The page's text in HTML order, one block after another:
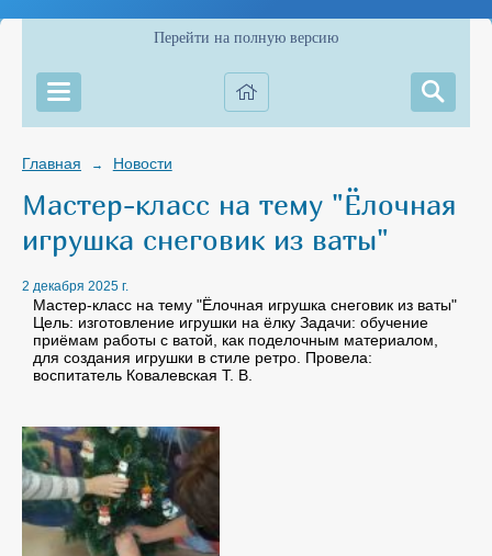
Перейти на полную версию
Главная → Новости
Мастер-класс на тему "Ёлочная
игрушка снеговик из ваты"
2 декабря 2025 г.
Мастер-класс на тему "Ёлочная игрушка снеговик из ваты"
Цель: изготовление игрушки на ёлку Задачи: обучение
приёмам работы с ватой, как поделочным материалом,
для создания игрушки в стиле ретро. Провела:
воспитатель Ковалевская Т. В.